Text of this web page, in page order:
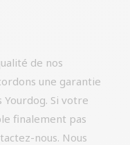
de nos
une garantie
Yourdog. Si votre
finalement pas
nous. Nous